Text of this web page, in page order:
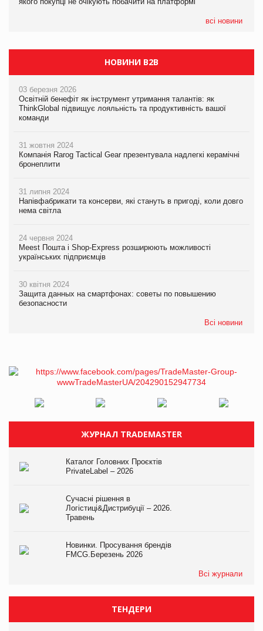
всі новини
НОВИНИ B2B
03 березня 2026
Освітній бенефіт як інструмент утримання талантів: як
ThinkGlobal підвищує лояльність та продуктивність вашої
команди
31 жовтня 2024
Компанія Rarog Tactical Gear презентувала надлегкі керамічні
бронеплити
31 липня 2024
Напівфабрикати та консерви, які стануть в пригоді, коли довго
нема світла
24 червня 2024
Meest Пошта і Shop-Express розширюють можливості
українських підприємців
30 квітня 2024
Защита данных на смартфонах: советы по повышению
безопасности
Всі новини
ЖУРНАЛ TRADEMASTER
Каталог Головних Проєктів
PrivateLabel – 2026
Сучасні рішення в
Логістиці&Дистрибуції – 2026.
Травень
Новинки. Просування брендів
FMCG.Березень 2026
Всі журнали
ТЕНДЕРИ